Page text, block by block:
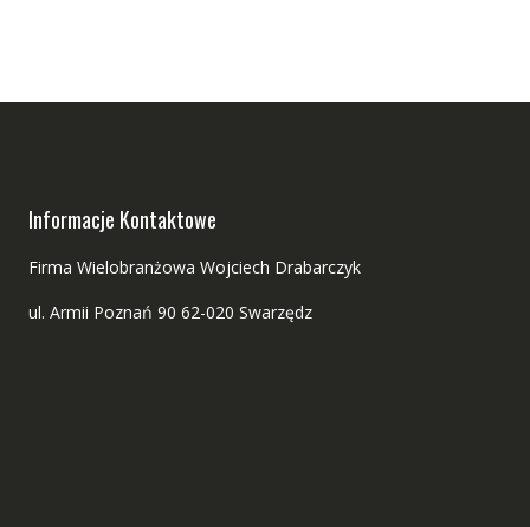
Informacje Kontaktowe
Firma Wielobranżowa Wojciech Drabarczyk
ul. Armii Poznań 90 62-020 Swarzędz